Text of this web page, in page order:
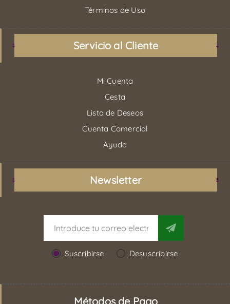
Términos de Uso
Servicio al Cliente
Mi Cuenta
Cesta
Lista de Deseos
Cuenta Comercial
Ayuda
Newsletter
Suscribirse Desuscribirse
Métodos de Pago